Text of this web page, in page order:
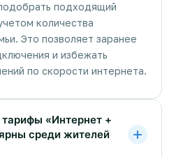
подходящий
количества
Это позволяет заранее
и избежать
по скорости интернета.
«Интернет +
среди жителей